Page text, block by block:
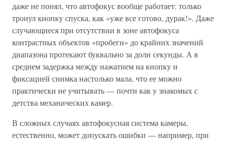
даже не понял, что автофокус вообще работает: только
тронул кнопку спуска, как «уже все готово, дурак!». Даже
случающиеся при отсутствии в зоне автофокуса
контрастных объектов «пробеги» до крайних значений
диапазона протекают буквально за доли секунды. А в
среднем задержка между нажатием на кнопку и
фиксацией снимка настолько мала, что ее можно
практически не учитывать — почти как у знакомых с
детства механических камер.
В сложных случаях автофокусная система камеры,
естественно, может допускать ошибки — например, при